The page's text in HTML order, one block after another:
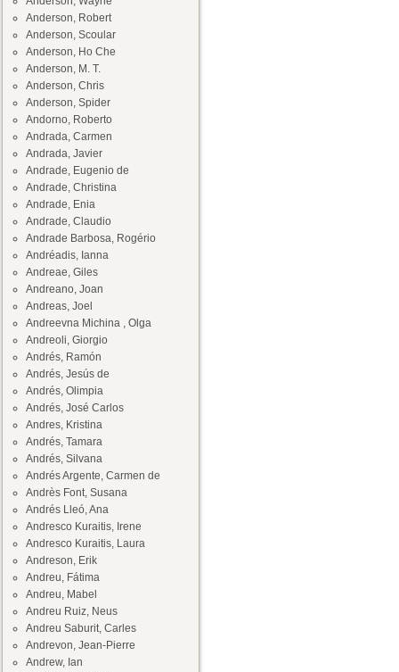
Anderson, Robert
Anderson, Scoular
Anderson, Ho Che
Anderson, M. T.
Anderson, Chris
Anderson, Spider
Andorno, Roberto
Andrada, Carmen
Andrada, Javier
Andrade, Eugenio de
Andrade, Christina
Andrade, Enia
Andrade, Claudio
Andrade Barbosa, Rogério
Andréadis, Ianna
Andreae, Giles
Andreano, Joan
Andreas, Joel
Andreevna Michina , Olga
Andreoli, Giorgio
Andrés, Ramón
Andrés, Jesús de
Andrés, Olimpia
Andrés, José Carlos
Andres, Kristina
Andrés, Tamara
Andrés, Silvana
Andrés Argente, Carmen de
Andrès Font, Susana
Andrés Lleó, Ana
Andresco Kuraitis, Irene
Andresco Kuraitis, Laura
Andreson, Erik
Andreu, Fátima
Andreu, Mabel
Andreu Ruiz, Neus
Andreu Saburit, Carles
Andrevon, Jean-Pierre
Andrew, Ian